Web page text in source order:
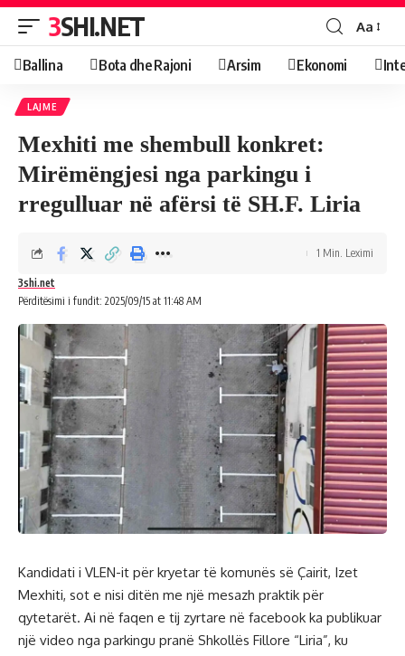
3SHI.NET Aa
Ballina Bota dhe Rajoni Arsim Ekonomi
LAJME
Mexhiti me shembull konkret:
Mirëmëngjesi nga parkingu i
rregulluar në afërsi të SH.F. Liria
Përditësimi i fundit: 2025/09/15 at 11:48 AM
3shi.net
1 Min. Leximi
Kandidati i VLEN-it për kryetar të komunës së Çairit, Izet
Mexhiti, sot e nisi ditën me një mesazh praktik për
qytetarët. Ai në faqen e tij zyrtare në facebook ka publikuar
një video nga parkingu pranë Shkollës Fillore “Liria”, ku